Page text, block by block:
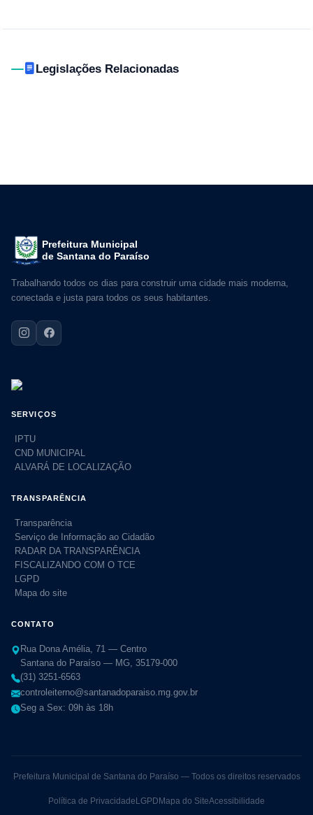
Legislações Relacionadas
Prefeitura Municipal
de Santana do Paraíso
Trabalhando todos os dias para construir uma cidade mais moderna,
conectada e justa para todos os seus habitantes.
SERVIÇOS
IPTU
CND MUNICIPAL
ALVARÁ DE LOCALIZAÇÃO
TRANSPARÊNCIA
Transparência
Serviço de Informação ao Cidadão
RADAR DA TRANSPARÊNCIA
FISCALIZANDO COM O TCE
LGPD
Mapa do site
CONTATO
Rua Dona Amélia, 71 — Centro
Santana do Paraíso — MG, 35179-000
(31) 3251-6563
controleiterno@santanadoparaiso.mg.gov.br
Seg a Sex: 09h às 18h
Prefeitura Municipal de Santana do Paraíso — Todos os direitos reservados
Política de Privacidade LGPD Mapa do SiteAcessibilidade